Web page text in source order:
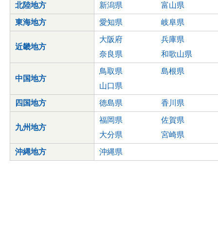
北陸地方 新潟県 富山県
東海地方 愛知県 岐阜県
近畿地方
大阪府
兵庫県
奈良県
和歌山県
中国地方
鳥取県
島根県
山口県
四国地方 徳島県 香川県
九州地方
福岡県
佐賀県
大分県
宮崎県
沖縄地方 沖縄県